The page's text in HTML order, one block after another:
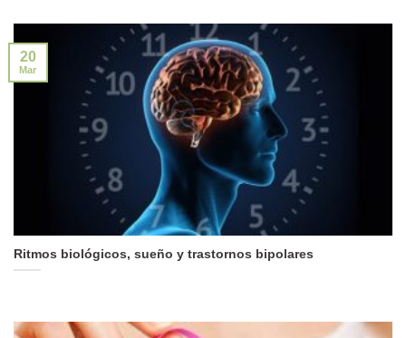
Ritmos biológicos, sueño y trastornos bipolares
20
Mar